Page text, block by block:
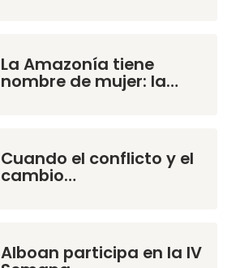
La Amazonía tiene
nombre de mujer: la…
Cuando el conflicto y el
cambio…
Alboan participa en la IV